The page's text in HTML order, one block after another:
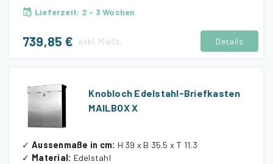
Lieferzeit: 2 - 3 Wochen
739,85 € exkl. MwSt. Details
Knobloch Edelstahl-Briefkasten
MAILBOX X
✓ Aussenmaße in cm: H 39 x B 35.5 x T 11.3
✓ Material: Edelstahl